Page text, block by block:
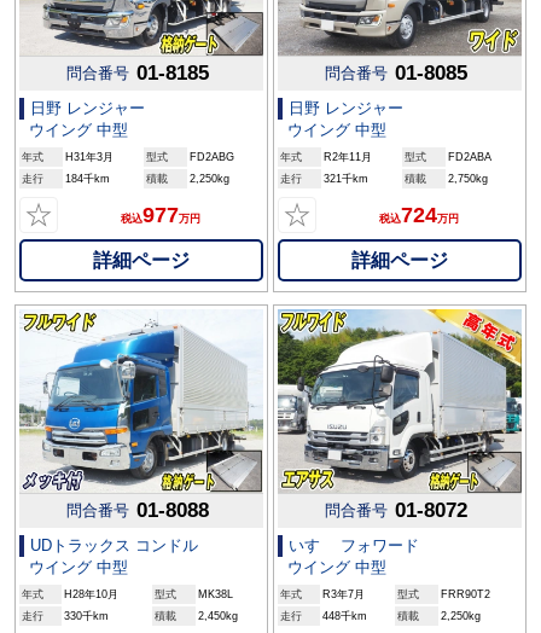
問合番号 01-8185
日野 レンジャー
ウイング 中型
年式 H31年3月 型式
FD2ABG
走行
184千km 積載 2,250kg
☆ 税込977万円
詳細ページ
問合番号 01-8085
日野 レンジャー
ウイング 中型
年式 R2年11月 型式
FD2ABA
走行
321千km 積載 2,750kg
☆ 税込724万円
詳細ページ
問合番号 01-8088
UDトラックス コンドル
ウイング 中型
年式 H28年10月 型式
MK38L
走行
330千km 積載 2,450kg
問合番号 01-8072
いすゞ フォワード
ウイング 中型
年式 R3年7月 型式
FRR90T2
走行
448千km 積載 2,250kg